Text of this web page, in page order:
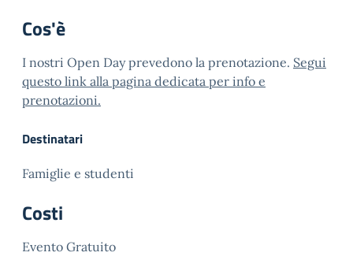
Cos'è
I nostri Open Day prevedono la prenotazione. Segui
questo link alla pagina dedicata per info e
prenotazioni.
Destinatari
Famiglie e studenti
Costi
Evento Gratuito